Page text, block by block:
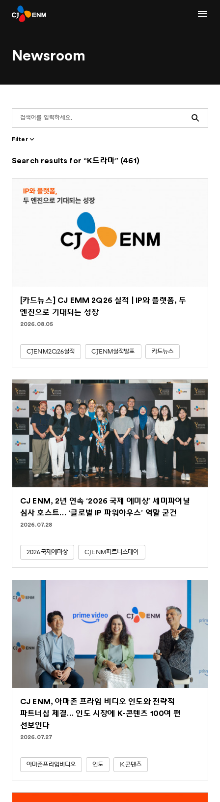
Newsroom
Search
Filter
Search results for “K드라마” (461)
[카드뉴스] CJ EMM 2Q26 실적 | IP와 플랫폼, 두
엔진으로 기대되는 성장
2026.08.05
CJENM2Q26실적 CJENM실적발표 카드뉴스
CJ ENM, 2년 연속 ‘2026 국제 에미상’ 세미파이널
심사 호스트… ‘글로벌 IP 파워하우스’ 역할 굳건
2026.07.28
2026국제에미상 CJENM파트너스데이
CJ ENM, 아마존 프라임 비디오 인도와 전략적
파트너십 체결… 인도 시장에 K-콘텐츠 100여 편
선보인다
2026.07.27
아마존프라임비디오 인도 K콘텐츠